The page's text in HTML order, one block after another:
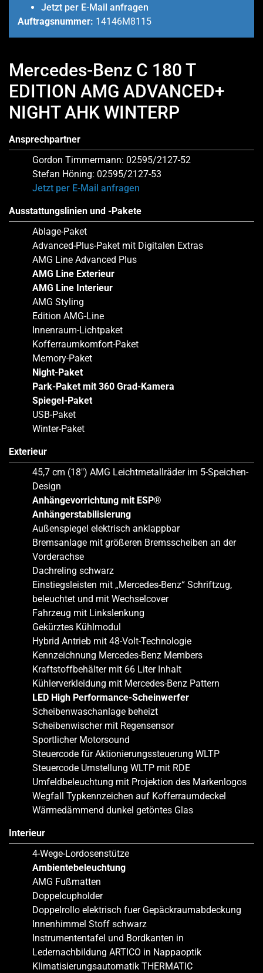
Jetzt per E-Mail anfragen
Auftragsnummer: 14146M8115
Mercedes-Benz C 180 T
EDITION AMG ADVANCED+
NIGHT AHK WINTERP
Ansprechpartner
Gordon Timmermann: 02595/2127-52
Stefan Höning: 02595/2127-53
Jetzt per E-Mail anfragen
Ausstattungslinien und -Pakete
Ablage-Paket
Advanced-Plus-Paket mit Digitalen Extras
AMG Line Advanced Plus
AMG Line Exterieur
AMG Line Interieur
AMG Styling
Edition AMG-Line
Innenraum-Lichtpaket
Kofferraumkomfort-Paket
Memory-Paket
Night-Paket
Park-Paket mit 360 Grad-Kamera
Spiegel-Paket
USB-Paket
Winter-Paket
Exterieur
45,7 cm (18″) AMG Leichtmetallräder im 5-Speichen-
Design
Anhängevorrichtung mit ESP®
Anhängerstabilisierung
Außenspiegel elektrisch anklappbar
Bremsanlage mit größeren Bremsscheiben an der
Vorderachse
Dachreling schwarz
Einstiegsleisten mit „Mercedes-Benz“ Schriftzug,
beleuchtet und mit Wechselcover
Fahrzeug mit Linkslenkung
Gekürztes Kühlmodul
Hybrid Antrieb mit 48-Volt-Technologie
Kennzeichnung Mercedes-Benz Members
Kraftstoffbehälter mit 66 Liter Inhalt
Kühlerverkleidung mit Mercedes-Benz Pattern
LED High Performance-Scheinwerfer
Scheibenwaschanlage beheizt
Scheibenwischer mit Regensensor
Sportlicher Motorsound
Steuercode für Aktionierungssteuerung WLTP
Steuercode Umstellung WLTP mit RDE
Umfeldbeleuchtung mit Projektion des Markenlogos
Wegfall Typkennzeichen auf Kofferraumdeckel
Wärmedämmend dunkel getöntes Glas
Interieur
4-Wege-Lordosenstütze
Ambientebeleuchtung
AMG Fußmatten
Doppelcupholder
Doppelrollo elektrisch fuer Gepäckraumabdeckung
Innenhimmel Stoff schwarz
Instrumententafel und Bordkanten in
Ledernachbildung ARTICO in Nappaoptik
Klimatisierungsautomatik THERMATIC